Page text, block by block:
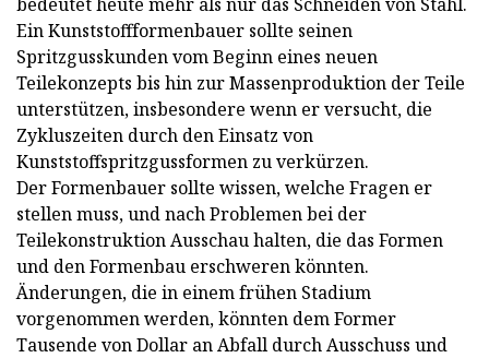
bedeutet heute mehr als nur das Schneiden von Stahl.
Ein Kunststoffformenbauer sollte seinen
Spritzgusskunden vom Beginn eines neuen
Teilekonzepts bis hin zur Massenproduktion der Teile
unterstützen, insbesondere wenn er versucht, die
Zykluszeiten durch den Einsatz von
Kunststoffspritzgussformen zu verkürzen.
Der Formenbauer sollte wissen, welche Fragen er
stellen muss, und nach Problemen bei der
Teilekonstruktion Ausschau halten, die das Formen
und den Formenbau erschweren könnten.
Änderungen, die in einem frühen Stadium
vorgenommen werden, könnten dem Former
Tausende von Dollar an Abfall durch Ausschuss und